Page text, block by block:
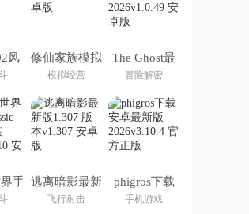
风
修仙家族模拟
器6.2
模拟经营
The Ghost最
新版下载
2026
冒险解密
手
器)
逃离暗影最新
版1.307 版本
飞行射击
phigros下载
安卓最新版
2026
手机游戏